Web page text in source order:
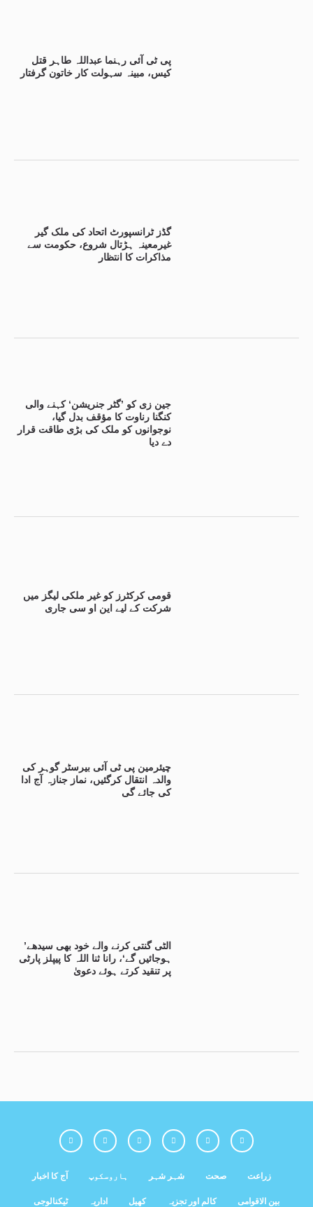
پی ٹی آئی رہنما عبداللہ طاہر قتل
کیس، مبینہ سہولت کار خاتون گرفتار
گڈز ٹرانسپورٹ اتحاد کی ملک گیر
غیرمعینہ ہڑتال شروع، حکومت سے
مذاکرات کا انتظار
جین زی کو ’گٹر جنریشن‘ کہنے والی
کنگنا رناوت کا مؤقف بدل گیا،
نوجوانوں کو ملک کی بڑی طاقت قرار
دے دیا
قومی کرکٹرز کو غیر ملکی لیگز میں
شرکت کے لیے این او سی جاری
چیئرمین پی ٹی آئی بیرسٹر گوہر کی
والدہ انتقال کرگئیں، نماز جنازہ آج ادا
کی جائے گی
’الٹی گنتی کرنے والے خود بھی سیدھے
ہوجائیں گے‘، رانا ثنا اللہ کا پیپلز پارٹی
پر تنقید کرتے ہوئے دعویٰ
آج کا اخبار ہاروسکوپ شہر شہر صحت زراعت
ٹیکنالوجی اداریہ کھیل کالم اور تجزیہ بین الاقوامی